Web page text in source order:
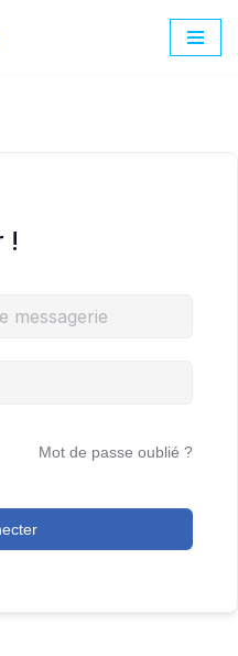
!
Mot de passe oublié ?